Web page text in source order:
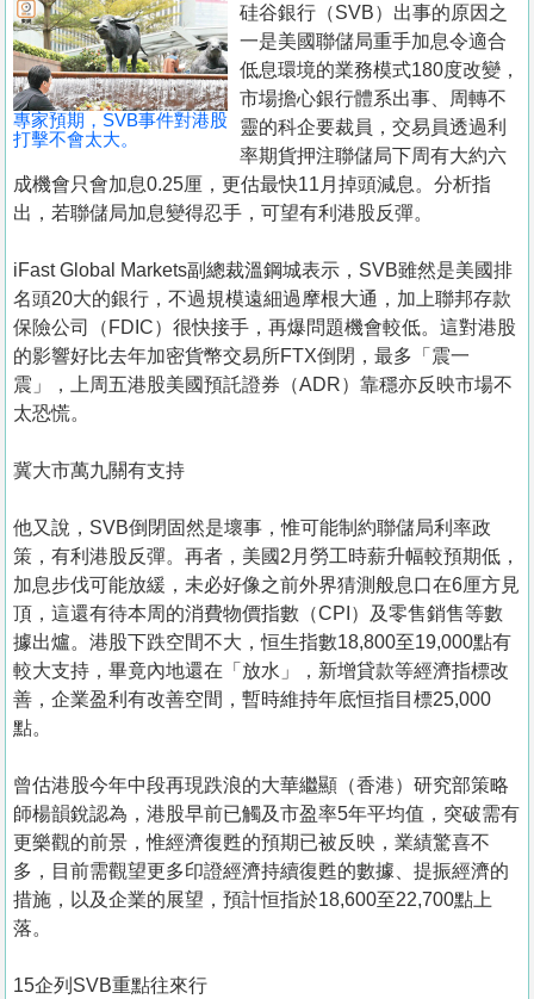
置
業
手
冊
關
於
們
專家預期，SVB事件對港股
打擊不會太大。
硅谷銀行（SVB）出事的原因之
一是美國聯儲局重手加息令適合
低息環境的業務模式180度改變，
市場擔心銀行體系出事、周轉不
靈的科企要裁員，交易員透過利
率期貨押注聯儲局下周有大約六
成機會只會加息0.25厘，更估最快11月掉頭減息。分析指
出，若聯儲局加息變得忍手，可望有利港股反彈。
iFast Global Markets副總裁溫鋼城表示，SVB雖然是美國排
名頭20大的銀行，不過規模遠細過摩根大通，加上聯邦存款
保險公司（FDIC）很快接手，再爆問題機會較低。這對港股
的影響好比去年加密貨幣交易所FTX倒閉，最多「震一
震」，上周五港股美國預託證券（ADR）靠穩亦反映市場不
太恐慌。
冀大市萬九關有支持
他又說，SVB倒閉固然是壞事，惟可能制約聯儲局利率政
策，有利港股反彈。再者，美國2月勞工時薪升幅較預期低，
加息步伐可能放緩，未必好像之前外界猜測般息口在6厘方見
頂，這還有待本周的消費物價指數（CPI）及零售銷售等數
據出爐。港股下跌空間不大，恒生指數18,800至19,000點有
較大支持，畢竟內地還在「放水」，新增貸款等經濟指標改
善，企業盈利有改善空間，暫時維持年底恒指目標25,000
點。
曾估港股今年中段再現跌浪的大華繼顯（香港）研究部策略
師楊韻銳認為，港股早前已觸及市盈率5年平均值，突破需有
更樂觀的前景，惟經濟復甦的預期已被反映，業績驚喜不
多，目前需觀望更多印證經濟持續復甦的數據、提振經濟的
措施，以及企業的展望，預計恒指於18,600至22,700點上
落。
15企列SVB重點往來行